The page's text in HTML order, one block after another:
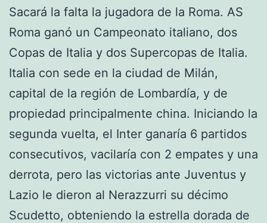
Sacará la falta la jugadora de la Roma. AS
Roma ganó un Campeonato italiano, dos
Copas de Italia y dos Supercopas de Italia.
Italia con sede en la ciudad de Milán,
capital de la región de Lombardía, y de
propiedad principalmente china. Iniciando la
segunda vuelta, el Inter ganaría 6 partidos
consecutivos, vacilaría con 2 empates y una
derrota, pero las victorias ante Juventus y
Lazio le dieron al Nerazzurri su décimo
Scudetto, obteniendo la estrella dorada de